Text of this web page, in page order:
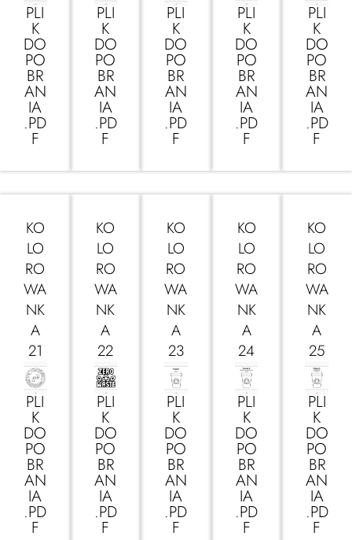
PLI
K
DO
PO
BR
AN
IA
.PD
F
PLI
K
DO
PO
BR
AN
IA
.PD
F
PLI
K
DO
PO
BR
AN
IA
.PD
F
PLI
K
DO
PO
BR
AN
IA
.PD
F
PLI
K
DO
PO
BR
AN
IA
.PD
F
KO
LO
RO
WA
NK
A
21
PLI
K
DO
PO
BR
AN
IA
.PD
F
KO
LO
RO
WA
NK
A
22
PLI
K
DO
PO
BR
AN
IA
.PD
F
KO
LO
RO
WA
NK
A
23
PLI
K
DO
PO
BR
AN
IA
.PD
F
KO
LO
RO
WA
NK
A
24
PLI
K
DO
PO
BR
AN
IA
.PD
F
KO
LO
RO
WA
NK
A
25
PLI
K
DO
PO
BR
AN
IA
.PD
F